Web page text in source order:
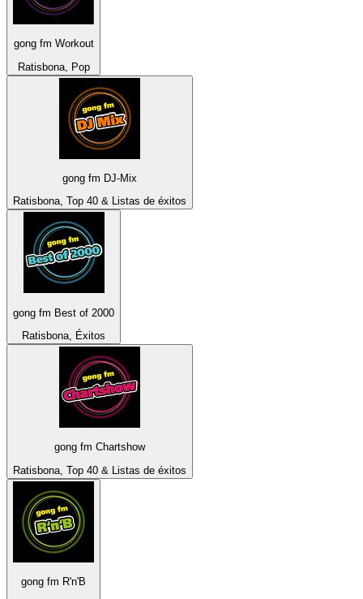
gong fm Workout
Ratisbona, Pop
gong fm DJ-Mix
Ratisbona, Top 40 & Listas de éxitos
gong fm Best of 2000
Ratisbona, Éxitos
gong fm Chartshow
Ratisbona, Top 40 & Listas de éxitos
gong fm R'n'B